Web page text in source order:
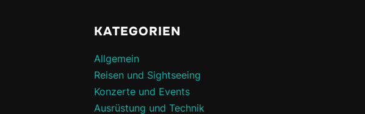
KATEGORIEN
Allgemein
Reisen und Sightseeing
Konzerte und Events
Ausrüstung und Technik